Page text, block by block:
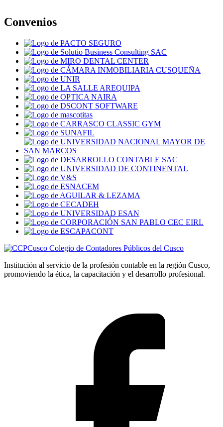
Convenios
Colegio de Contadores Públicos del Cusco
Institución al servicio de la profesión contable en la región Cusco,
promoviendo la ética, la capacitación y el desarrollo profesional.